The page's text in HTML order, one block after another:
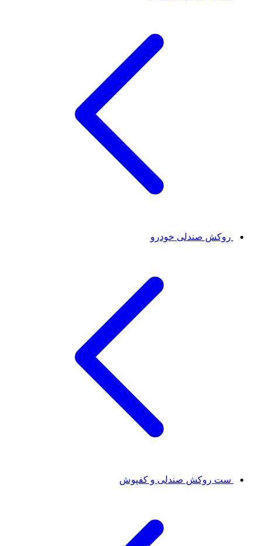
روکش صندلی خودرو
ست روکش صندلی و کفپوش